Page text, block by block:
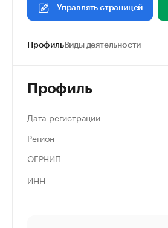
Управлять страницей
ПрофильВиды деятельности
Профиль
Дата регистрации
Регион
ОГРНИП
ИНН